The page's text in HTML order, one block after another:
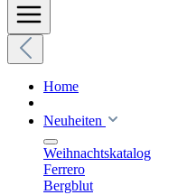
Home
Neuheiten
Weihnachtskatalog
Ferrero
Bergblut